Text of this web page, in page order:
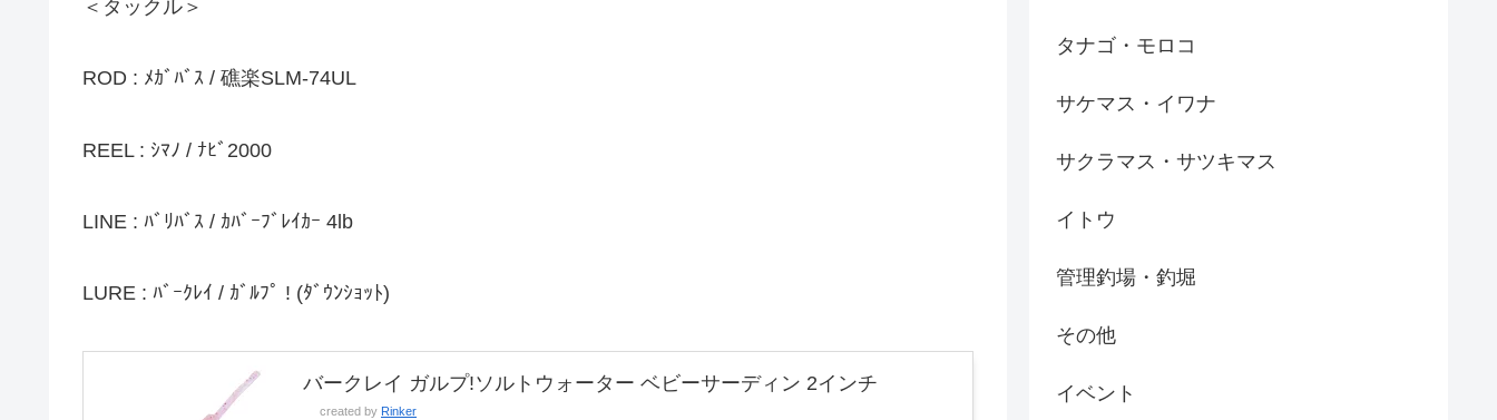
＜タックル＞
ROD : ﾒｶﾞﾊﾞｽ / 礁楽SLM-74UL
REEL : ｼﾏﾉ / ﾅﾋﾞ2000
LINE : ﾊﾞﾘﾊﾞｽ / ｶﾊﾞｰﾌﾞﾚｲｶｰ 4lb
LURE : ﾊﾞｰｸﾚｲ / ｶﾞﾙﾌﾟ ! (ﾀﾞｳﾝｼｮｯﾄ)
バークレイ ガルプ!ソルトウォーター ベビーサーディン 2インチ
created by Rinker
タナゴ・モロコ
サケマス・イワナ
サクラマス・サツキマス
イトウ
管理釣場・釣堀
その他
イベント